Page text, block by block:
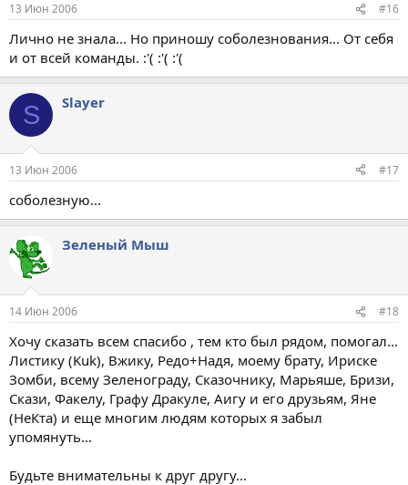
13 Июн 2006 #16
Лично не знала... Но приношу соболезнования... От себя
и от всей команды. :'( :'( :'(
S Slayer
13 Июн 2006 #17
соболезную...
Зеленый Мыш
14 Июн 2006 #18
Хочу сказать всем спасибо , тем кто был рядом, помогал...
Листику (Kuk), Вжику, Редо+Надя, моему брату, Ириске
Зомби, всему Зеленограду, Сказочнику, Марьяше, Бризи,
Скази, Факелу, Графу Дракуле, Аигу и его друзьям, Яне
(НеКта) и еще многим людям которых я забыл
упомянуть...
Будьте внимательны к друг другу...